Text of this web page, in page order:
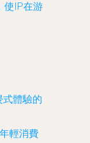
使IP在游
式體驗的
輕消費